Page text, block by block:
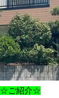
☆ご紹介☆